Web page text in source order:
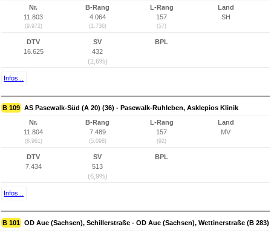
Nr.
11.803
(9.972)
B-Rang
4.064
(1.736)
L-Rang
157
(57)
Land
SH
DTV
16.625
SV
432
(2,6%)
BPL
Infos...
B 109 AS Pasewalk-Süd (A 20) (36) - Pasewalk-Ruhleben, Asklepios Klinik
Nr.
11.804
(8.961)
B-Rang
7.489
(5.098)
L-Rang
157
(92)
Land
MV
DTV
7.434
SV
513
(6,9%)
BPL
Infos...
B 101 OD Aue (Sachsen), Schillerstraße - OD Aue (Sachsen), Wettinerstraße (B 283)